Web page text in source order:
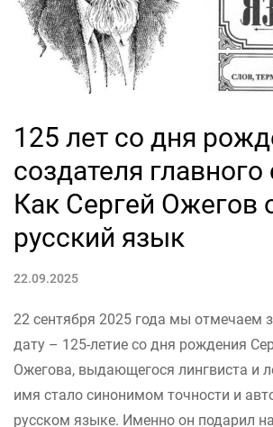
125 лет со дня
создателя
Как Сергей Ожегов
русский язык
22.09.2025
22 сентября 2025 года мы отмечаем
дату – 125-летие со дня рождения
Ожегова, выдающегося лингвиста и
имя стало синонимом точности и
русском языке. Именно он подарил